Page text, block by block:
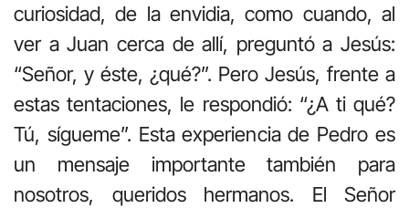
curiosidad, de la envidia, como cuando, al
ver a Juan cerca de allí, preguntó a Jesús:
“Señor, y éste, ¿qué?”. Pero Jesús, frente a
estas tentaciones, le respondió: “¿A ti qué?
Tú, sígueme”. Esta experiencia de Pedro es
un mensaje importante también para
nosotros, queridos hermanos. El Señor